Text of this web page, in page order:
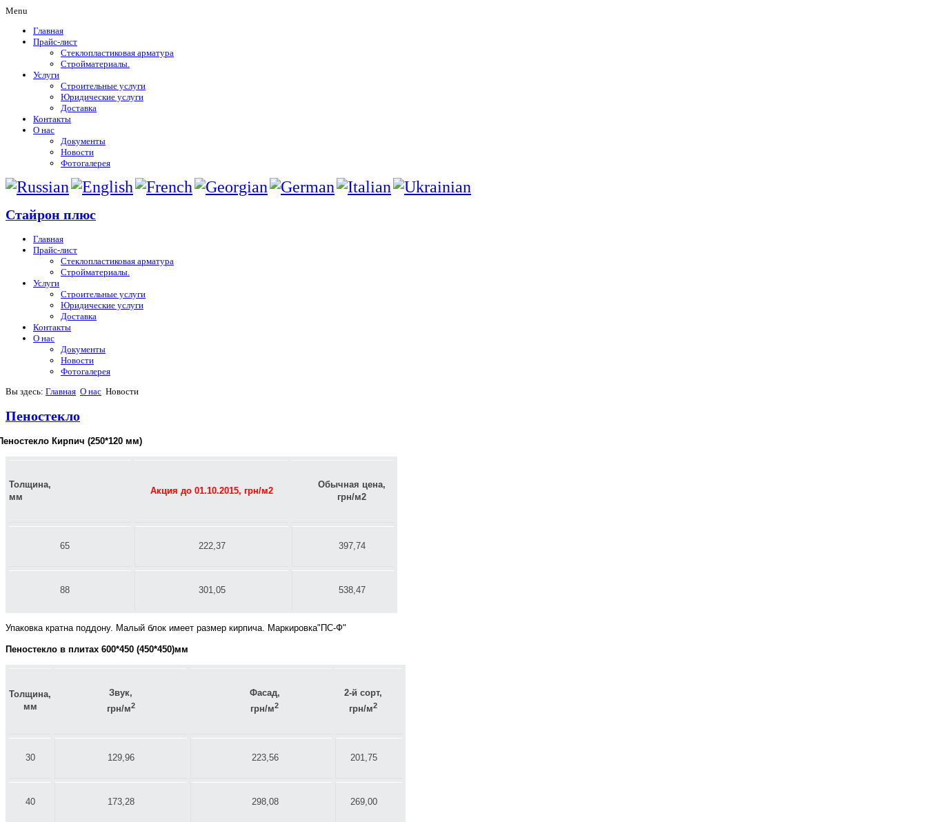
Menu
Главная
Прайс-лист
Стеклопластиковая арматура
Стройматериалы.
Услуги
Строительные услуги
Юридические услуги
Доставка
Контакты
О нас
Документы
Новости
Фотогалерея
Стайрон плюс
Главная
Прайс-лист
Стеклопластиковая арматура
Стройматериалы.
Услуги
Строительные услуги
Юридические услуги
Доставка
Контакты
О нас
Документы
Новости
Фотогалерея
Вы здесь: Главная О нас Новости
Пеностекло
Кирпич (250*120 мм)
Толщина,
мм
Акция до 01.10.2015, грн/м2
Обычная цена,
грн/м2
65 222,37 397,74
88 301,05 538,47
Упаковка кратна поддону. Малый блок имеет размер кирпича. Маркировка"ПС-Ф"
Пеностекло в плитах 600*450 (450*450)мм
Толщина,
мм
Звук,
грн/м2
Фасад,
грн/м2
2-й сорт,
грн/м2
30 129,96 223,56 201,75
40 173,28 298,08 269,00